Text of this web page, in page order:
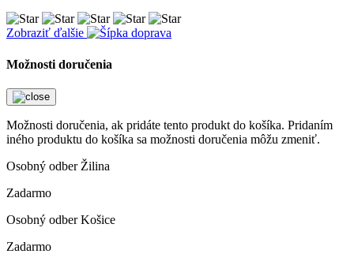
Zobraziť ďalšie
Možnosti doručenia
Možnosti doručenia, ak pridáte tento produkt do košíka. Pridaním
iného produktu do košíka sa možnosti doručenia môžu zmeniť.
Osobný odber Žilina
Zadarmo
Osobný odber Košice
Zadarmo